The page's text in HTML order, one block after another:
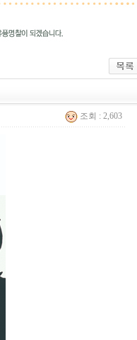
조회 : 2,603